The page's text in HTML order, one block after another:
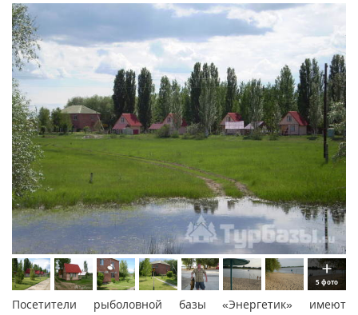
5 фото
Посетители рыболовной базы «Энергетик» имеют